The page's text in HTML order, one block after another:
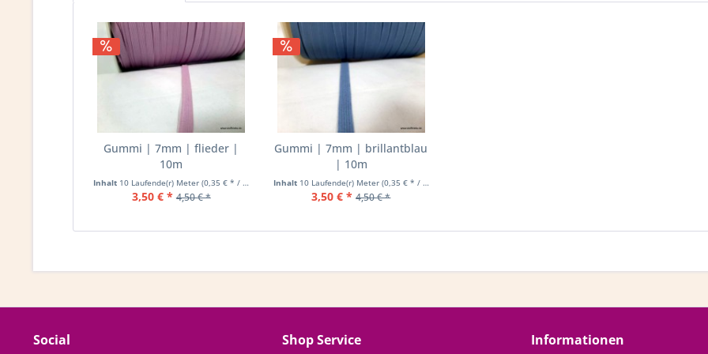
Gummi | 7mm | flieder |
10m
Inhalt 10 Laufende(r) Meter (0,35 € * / 1 Laufende(r) Meter)
3,50 € * 4,50 € *
Gummi | 7mm | brillantblau
| 10m
Inhalt 10 Laufende(r) Meter (0,35 € * / 1 Laufende(r) Meter)
3,50 € * 4,50 € *
Social Shop Service Informationen